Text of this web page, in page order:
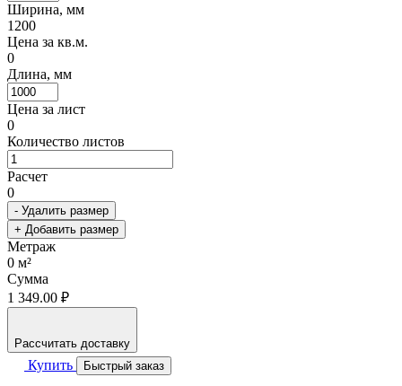
Ширина, мм
1200
Цена за кв.м.
0
Длина, мм
Цена за лист
0
Количество листов
Расчет
0
- Удалить размер
+ Добавить размер
Метраж
0 м²
Сумма
1 349.00 ₽
Рассчитать доставку
Купить Быстрый заказ